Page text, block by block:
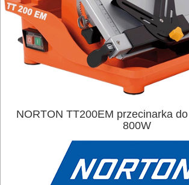
NORTON TT200EM przecinarka
800W